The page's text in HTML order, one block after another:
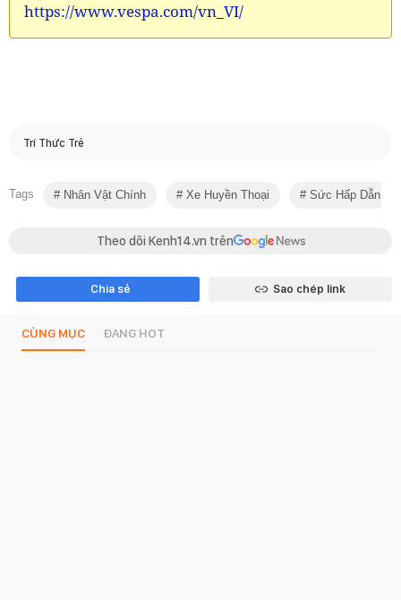
https://www.vespa.com/vn_VI/
Trí Thức Trẻ
Tags Nhân Vật Chính Xe Huyền Thoại Sức Hấp Dẫn
Theo dõi Kenh14.vn trên
Chia sẻ Sao chép link
CÙNG MỤC ĐANG HOT